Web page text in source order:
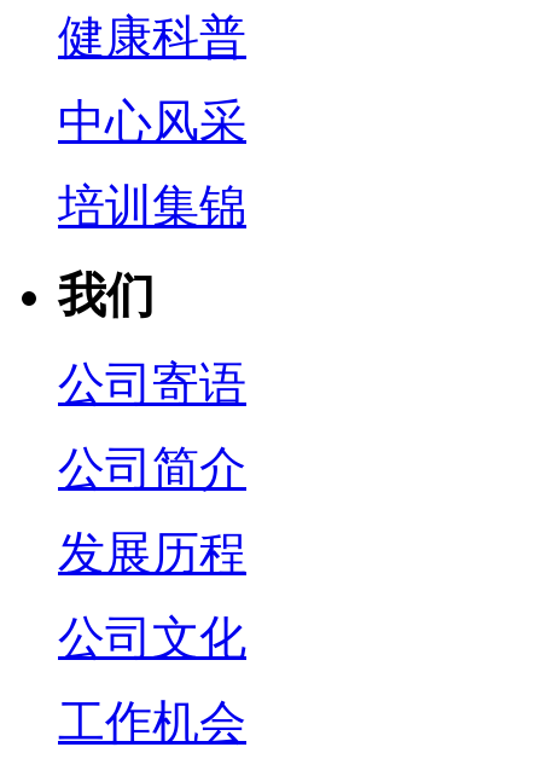
健康科普
中心风采
培训集锦
我们
公司寄语
公司简介
发展历程
公司文化
工作机会